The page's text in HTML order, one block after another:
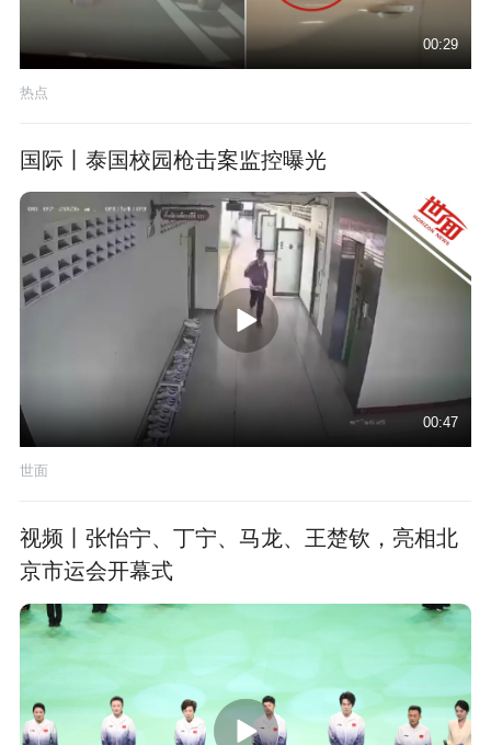
00:29
热点
国际丨泰国校园枪击案监控曝光
00:47
世面
视频丨张怡宁、丁宁、马龙、王楚钦，亮相北
京市运会开幕式